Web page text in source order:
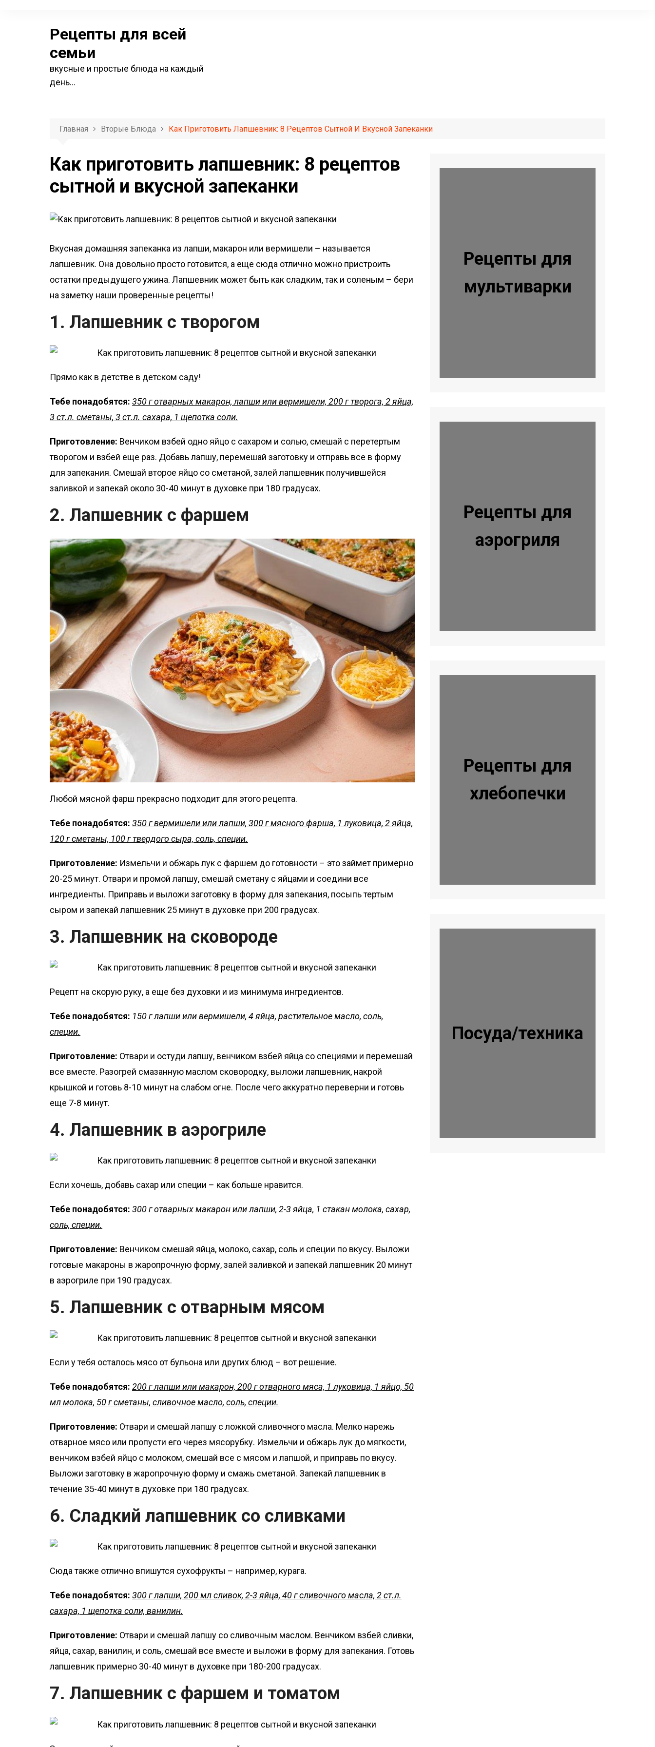
Рецепты для всей
семьи
вкусные и простые блюда на каждый
день…
Главная Вторые Блюда Как Приготовить Лапшевник: 8 Рецептов Сытной И Вкусной Запеканки
Как приготовить лапшевник: 8 рецептов
сытной и вкусной запеканки
Вкусная домашняя запеканка из лапши, макарон или вермишели – называется
лапшевник. Она довольно просто готовится, а еще сюда отлично можно пристроить
остатки предыдущего ужина. Лапшевник может быть как сладким, так и соленым – бери
на заметку наши проверенные рецепты!
1. Лапшевник с творогом
Прямо как в детстве в детском саду!
Тебе понадобятся: 350 г отварных макарон, лапши или вермишели, 200 г творога, 2 яйца,
3 ст.л. сметаны, 3 ст.л. сахара, 1 щепотка соли.
Приготовление: Венчиком взбей одно яйцо с сахаром и солью, смешай с перетертым
творогом и взбей еще раз. Добавь лапшу, перемешай заготовку и отправь все в форму
для запекания. Смешай второе яйцо со сметаной, залей лапшевник получившейся
заливкой и запекай около 30-40 минут в духовке при 180 градусах.
2. Лапшевник с фаршем
Любой мясной фарш прекрасно подходит для этого рецепта.
Тебе понадобятся: 350 г вермишели или лапши, 300 г мясного фарша, 1 луковица, 2 яйца,
120 г сметаны, 100 г твердого сыра, соль, специи.
Приготовление: Измельчи и обжарь лук с фаршем до готовности – это займет примерно
20-25 минут. Отвари и промой лапшу, смешай сметану с яйцами и соедини все
ингредиенты. Приправь и выложи заготовку в форму для запекания, посыпь тертым
сыром и запекай лапшевник 25 минут в духовке при 200 градусах.
3. Лапшевник на сковороде
Рецепт на скорую руку, а еще без духовки и из минимума ингредиентов.
Тебе понадобятся: 150 г лапши или вермишели, 4 яйца, растительное масло, соль,
специи.
Приготовление: Отвари и остуди лапшу, венчиком взбей яйца со специями и перемешай
все вместе. Разогрей смазанную маслом сковородку, выложи лапшевник, накрой
крышкой и готовь 8-10 минут на слабом огне. После чего аккуратно переверни и готовь
еще 7-8 минут.
4. Лапшевник в аэрогриле
Если хочешь, добавь сахар или специи – как больше нравится.
Тебе понадобятся: 300 г отварных макарон или лапши, 2-3 яйца, 1 стакан молока, сахар,
соль, специи.
Приготовление: Венчиком смешай яйца, молоко, сахар, соль и специи по вкусу. Выложи
готовые макароны в жаропрочную форму, залей заливкой и запекай лапшевник 20 минут
в аэрогриле при 190 градусах.
5. Лапшевник с отварным мясом
Если у тебя осталось мясо от бульона или других блюд – вот решение.
Тебе понадобятся: 200 г лапши или макарон, 200 г отварного мяса, 1 луковица, 1 яйцо, 50
мл молока, 50 г сметаны, сливочное масло, соль, специи.
Приготовление: Отвари и смешай лапшу с ложкой сливочного масла. Мелко нарежь
отварное мясо или пропусти его через мясорубку. Измельчи и обжарь лук до мягкости,
венчиком взбей яйцо с молоком, смешай все с мясом и лапшой, и приправь по вкусу.
Выложи заготовку в жаропрочную форму и смажь сметаной. Запекай лапшевник в
течение 35-40 минут в духовке при 180 градусах.
6. Сладкий лапшевник со сливками
Сюда также отлично впишутся сухофрукты – например, курага.
Тебе понадобятся: 300 г лапши, 200 мл сливок, 2-3 яйца, 40 г сливочного масла, 2 ст.л.
сахара, 1 щепотка соли, ванилин.
Приготовление: Отвари и смешай лапшу со сливочным маслом. Венчиком взбей сливки,
яйца, сахар, ванилин, и соль, смешай все вместе и выложи в форму для запекания. Готовь
лапшевник примерно 30-40 минут в духовке при 180-200 градусах.
7. Лапшевник с фаршем и томатом
Рецепты для
мультиварки
Рецепты для
аэрогриля
Рецепты для
хлебопечки
Посуда/техника